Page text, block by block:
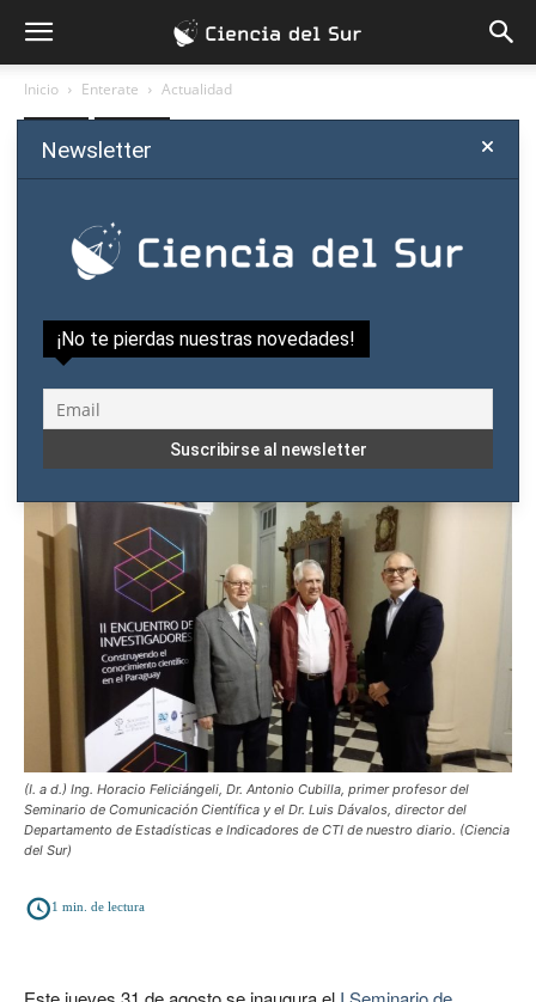
Inicio Enterate Actualidad
Arranca Seminario de
Comunicación Científica con
nutrido grupo
Ciencia del Sur - agosto 31, 2017
(I. a d.) Ing. Horacio Feliciángeli, Dr. Antonio Cubilla, primer profesor del
Seminario de Comunicación Científica y el Dr. Luis Dávalos, director del
Departamento de Estadísticas e Indicadores de CTI de nuestro diario. (Ciencia
del Sur)
1 min. de lectura
Newsletter
¡No te pierdas nuestras novedades!